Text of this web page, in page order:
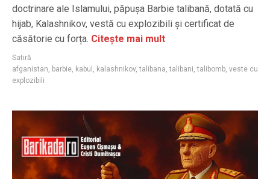
doctrinare ale Islamului, păpușa Barbie talibană, dotată cu
hijab, Kalashnikov, vestă cu explozibili și certificat de
căsătorie cu forța. Citește mai mult
Satiră
afganistan, barbie, kabul , kalashnikov,talibana,talibani,talibomb, veste cu
explozibili